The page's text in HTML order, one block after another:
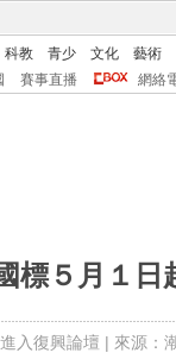
科教 青少 文化
藝術
賽事直播 網絡
標５月１日
進入復興論壇 | 來源：